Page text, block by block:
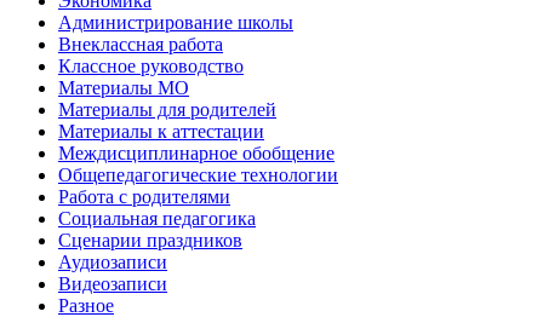
Администрирование школы
Внеклассная работа
Классное руководство
Материалы МО
Материалы для родителей
Материалы к аттестации
Междисциплинарное обобщение
Общепедагогические технологии
Работа с родителями
Социальная педагогика
Сценарии праздников
Аудиозаписи
Видеозаписи
Разное